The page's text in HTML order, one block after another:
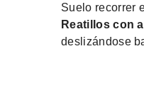
Suelo recorrer
Reatillos con
deslizándose